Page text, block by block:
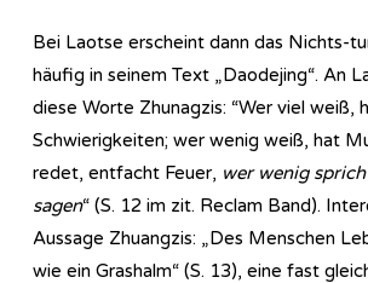
Bei Laotse erscheint dann das Nichts-
häufig in seinem Text „Daodejing“. An
diese Worte Zhunagzis: “Wer viel weiß,
Schwierigkeiten; wer wenig weiß, hat
redet, entfacht Feuer, wer wenig
sagen“ (S. 12 im zit. Reclam Band).
Aussage Zhuangzis: „Des Menschen
wie ein Grashalm“ (S. 13), eine fast